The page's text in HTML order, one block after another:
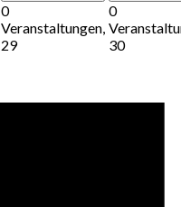
0
Veranstaltungen,
29
0
30